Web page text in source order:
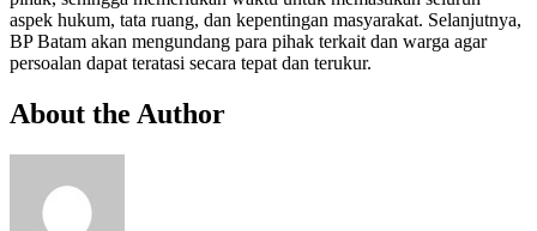
aspek hukum, tata ruang, dan kepentingan masyarakat. Selanjutnya,
BP Batam akan mengundang para pihak terkait dan warga agar
persoalan dapat teratasi secara tepat dan terukur.
About the Author